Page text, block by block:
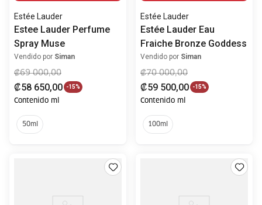
Estée Lauder
Estee Lauder Perfume
Spray Muse
Vendido por Siman
₡69 000,00
₡58 650,00 -15%
Contenido ml
50ml
Estée Lauder
Estée Lauder Eau
Fraiche Bronze Goddess
Vendido por Siman
₡70 000,00
₡59 500,00 -15%
Contenido ml
100ml